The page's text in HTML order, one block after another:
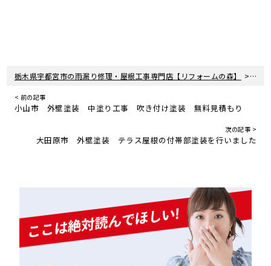
栃木県宇都宮市の雨漏り修理・屋根工事専門店【リフォームの森】 > 新着
< 前の記事
小山市 外壁塗装 中塗り工事 吹き付け塗装 無料見積もり
次の記事 >
大田原市 外壁塗装 テラス屋根の付帯部塗装を行いました